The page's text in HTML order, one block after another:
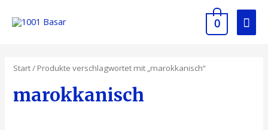
0
Start/ Produkte verschlagwortet mit „marokkanisch“
marokkanisch